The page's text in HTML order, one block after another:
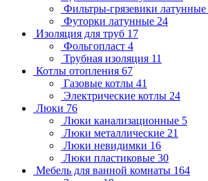
Фильтры-грязевики латунные
Футорки латунные 24
Изоляция для труб 17
Фольгопласт 4
Трубная изоляция 11
Котлы отопления 67
Газовые котлы 41
Электрические котлы 24
Люки 76
Люки канализационные 5
Люки металлические 21
Люки невидимки 16
Люки пластиковые 30
Мебель для ванной комнаты 164